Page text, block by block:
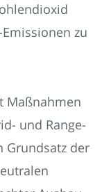
zu
Maßnahmen
und Range-
Grundsatz der